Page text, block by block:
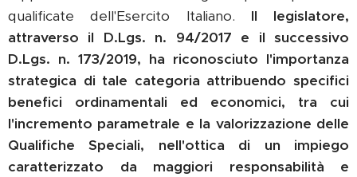
qualificate dell'Esercito Italiano. Il legislatore,
attraverso il D.Lgs. n. 94/2017 e il successivo
D.Lgs. n. 173/2019, ha riconosciuto l'importanza
strategica di tale categoria attribuendo specifici
benefici ordinamentali ed economici, tra cui
l'incremento parametrale e la valorizzazione delle
Qualifiche Speciali, nell'ottica di un impiego
caratterizzato da maggiori responsabilità e